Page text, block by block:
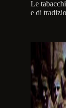
Le
e di